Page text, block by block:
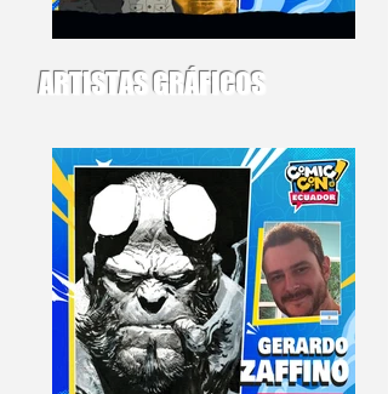
ARTISTAS GRÁFICOS